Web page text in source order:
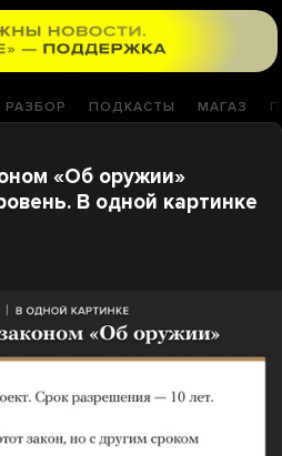
РАЗБОР ПОДКАСТЫ МАГАЗ
«Об оружии»
В одной картинке